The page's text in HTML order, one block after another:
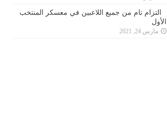
التزام تام من جميع اللاعبين في معسكر المنتخب
الأول
مارس 24, 2021